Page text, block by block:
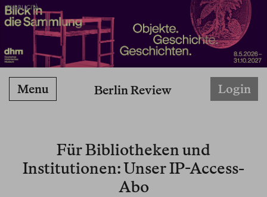
PUBBLICITÀ
Berlin Review
Menu Login
Für Bibliotheken und
Institutionen: Unser IP-Access-
Abo